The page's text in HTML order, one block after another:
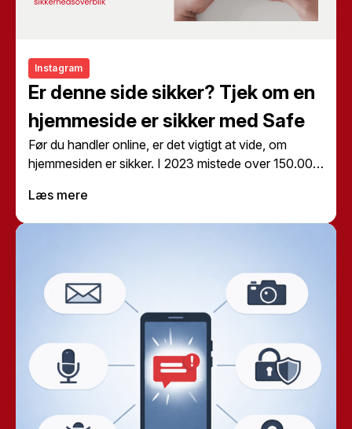
Instagram
Er denne side sikker? Tjek om en
hjemmeside er sikker med Safe
Før du handler online, er det vigtigt at vide, om
hjemmesiden er sikker. I 2023 mistede over 150.000
Safe Assistant kan du minimere risikoen for at blive
ramt af svindel. MedSafe’s værktøjkan du nemt
Læs mere